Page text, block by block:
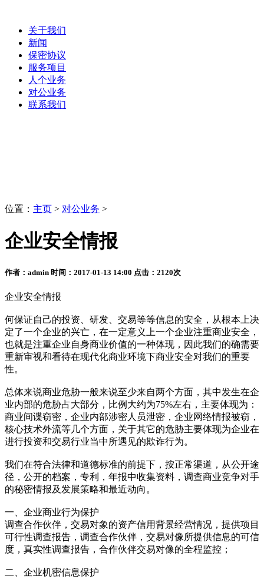
关于我们
新闻
保密协议
服务项目
人个业务
对公业务
联系我们
位置： 主页 > 对公业务 >
企业安全情报
作者：admin 时间：2017-01-13 14:00 点击：2120次
企业安全情报
何保证自己的投资、研发、交易等等信息的安全，从根本上决
定了一个企业的兴亡，在一定意义上一个企业注重商业安全，
也就是注重企业自身商业价值的一种体现，因此我们的确需要
重新审视和看待在现代化商业环境下商业安全对我们的重要
性。
总体来说商业危胁一般来说至少来自两个方面，其中发生在企
业内部的危胁占大部分，比例大约为75%左右，主要体现为：
商业间谍窃密，企业内部涉密人员泄密，企业网络情报被窃，
核心技术外流等几个方面，关于其它的危胁主要体现为企业在
进行投资和交易行业当中所遇见的欺诈行为。
我们在符合法律和道德标准的前提下，按正常渠道，从公开途
径，公开的档案，专利，年报中收集资料，调查商业竞争对手
的秘密情报及发展策略和最近动向。
一、企业商业行为保护
调查合作伙伴，交易对象的资产信用背景经营情况，提供项目
可行性调查报告，调查合作伙伴，交易对像所提供信息的可信
度，真实性调查报告，合作伙伴交易对像的全程监控；
二、企业机密信息保护